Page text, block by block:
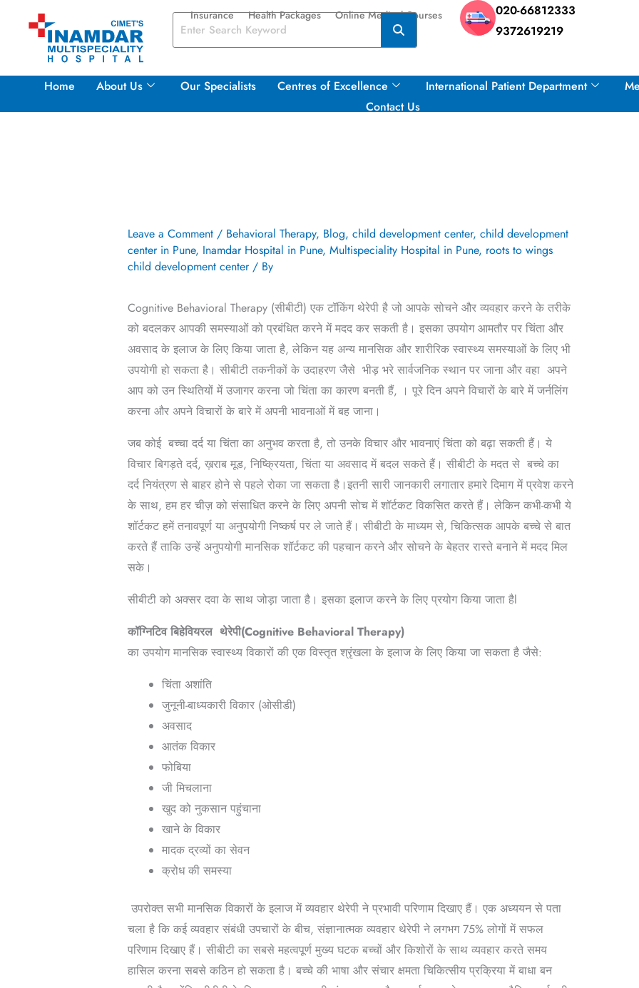
Insurance Health Packages Online Medical Courses
020-66812333
9372619219
Home About Us Our Specialists Centres of Excellence International Patient Department
Contact Us
Leave a Comment / Behavioral Therapy, Blog, child development center, child development
center in Pune, Inamdar Hospital in Pune, Multispeciality Hospital in Pune, roots to wings
child development center/ By
Cognitive Behavioral Therapy (सीबीटी) एक टॉकिंग थेरेपी है जो आपके सोचने और व्यवहार करने के तरीके
को बदलकर आपकी समस्याओं को प्रबंधित करने में मदद कर सकती है। इसका उपयोग आमतौर पर चिंता और
अवसाद के इलाज के लिए किया जाता है, लेकिन यह अन्य मानसिक और शारीरिक स्वास्थ्य समस्याओं के लिए भी
उपयोगी हो सकता है। सीबीटी तकनीकों के उदाहरण जैसे भीड़ भरे सार्वजनिक स्थान पर जाना और वहा अपने
आप को उन स्थितियों में उजागर करना जो चिंता का कारण बनती हैं, । पूरे दिन अपने विचारों के बारे में जर्नलिंग
करना और अपने विचारों के बारे में अपनी भावनाओं में बह जाना।
जब कोई बच्चा दर्द या चिंता का अनुभव करता है, तो उनके विचार और भावनाएं चिंता को बढ़ा सकती हैं। ये
विचार बिगड़ते दर्द, ख़राब मूड, निष्क्रियता, चिंता या अवसाद में बदल सकते हैं। सीबीटी के मदत से बच्चे का
दर्द नियंत्रण से बाहर होने से पहले रोका जा सकता है।इतनी सारी जानकारी लगातार हमारे दिमाग में प्रवेश करने
के साथ, हम हर चीज़ को संसाधित करने के लिए अपनी सोच में शॉर्टकट विकसित करते हैं। लेकिन कभी-कभी ये
शॉर्टकट हमें तनावपूर्ण या अनुपयोगी निष्कर्ष पर ले जाते हैं। सीबीटी के माध्यम से, चिकित्सक आपके बच्चे से बात
करते हैं ताकि उन्हें अनुपयोगी मानसिक शॉर्टकट की पहचान करने और सोचने के बेहतर रास्ते बनाने में मदद मिल
सके।
सीबीटी को अक्सर दवा के साथ जोड़ा जाता है। इसका इलाज करने के लिए प्रयोग किया जाता हैl
कॉग्निटिव बिहेवियरल थेरेपी(Cognitive Behavioral Therapy)
का उपयोग मानसिक स्वास्थ्य विकारों की एक विस्तृत श्रृंखला के इलाज के लिए किया जा सकता है जैसे:
चिंता अशांति
जुनूनी-बाध्यकारी विकार (ओसीडी)
अवसाद
आतंक विकार
फोबिया
जी मिचलाना
खुद को नुकसान पहुंचाना
खाने के विकार
मादक द्रव्यों का सेवन
क्रोध की समस्या
उपरोक्त सभी मानसिक विकारों के इलाज में व्यवहार थेरेपी ने प्रभावी परिणाम दिखाए हैं। एक अध्ययन से पता
चला है कि कई व्यवहार संबंधी उपचारों के बीच, संज्ञानात्मक व्यवहार थेरेपी ने लगभग 75% लोगों में सफल
परिणाम दिखाए हैं। सीबीटी का सबसे महत्वपूर्ण मुख्य घटक बच्चों और किशोरों के साथ व्यवहार करते समय
हासिल करना सबसे कठिन हो सकता है। बच्चे की भाषा और संचार क्षमता चिकित्सीय प्रक्रिया में बाधा बन